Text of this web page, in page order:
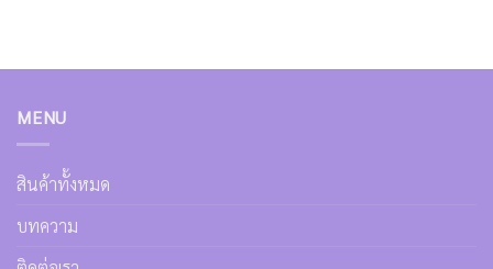
MENU
สินค้าทั้งหมด
บทความ